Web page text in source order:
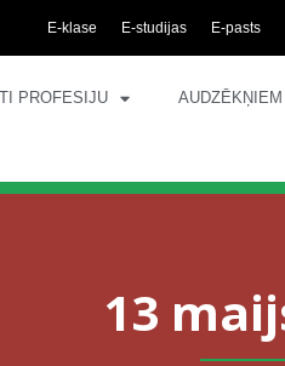
E-klase E-studijas E-pasts
PROFESIJU AUDZĒKŅIEM
13